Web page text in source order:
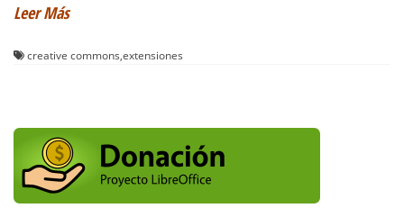
Leer Más
creative commons,extensiones